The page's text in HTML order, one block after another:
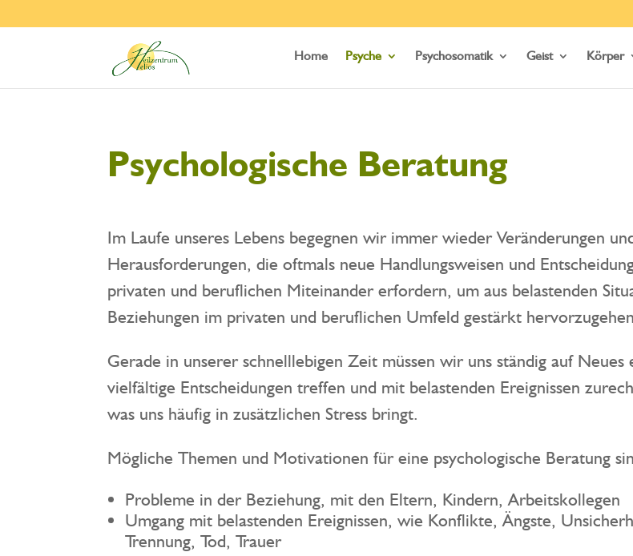
Home Psyche Psychosomatik Geist Körper
Psychologische Beratung
Im Laufe unseres Lebens begegnen wir immer wieder Veränderungen
Herausforderungen, die oftmals neue Handlungsweisen und
privaten und beruflichen Miteinander erfordern, um aus belastenden
Beziehungen im privaten und beruflichen Umfeld gestärkt
Gerade in unserer schnelllebigen Zeit müssen wir uns ständig auf Neues
vielfältige Entscheidungen treffen und mit belastenden Ereignissen
was uns häufig in zusätzlichen Stress bringt.
Mögliche Themen und Motivationen für eine psychologische Beratung
Probleme in der Beziehung, mit den Eltern, Kindern, Arbeitskollegen
Umgang mit belastenden Ereignissen, wie Konflikte, Ängste,
Trennung, Tod, Trauer